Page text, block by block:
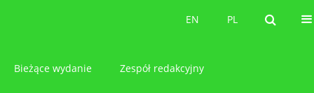
PL
EN PL
EN
Bieżące wydanie Zespół redakcyjny